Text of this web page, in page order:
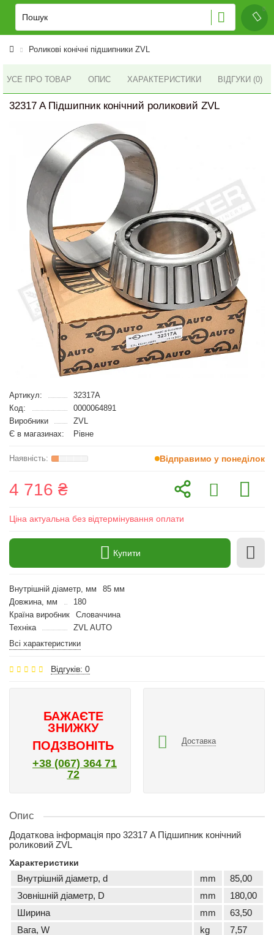
Роликові конічні підшипники ZVL
УСЕ ПРО ТОВАР ОПИС ХАРАКТЕРИСТИКИ ВІДГУКИ (0)
32317 A Підшипник конічний роликовий ZVL
Артикул:
32317A
Код:
0000064891
Виробники
ZVL
Є в магазинах:
Рівне
Відправимо у понеділок
4 716 ₴
Ціна актуальна без відтермінування оплати
Купити
Внутрішній діаметр, мм
85 мм
Довжина, мм
180
Країна виробник
Словаччина
Техніка
ZVL AUTO
Всі характеристики
Відгуків: 0
БАЖАЄТЕ
ЗНИЖКУ
ПОДЗВОНІТЬ
+38 (067) 364 71
72
Доставка
Опис
Додаткова інформація про 32317 A Підшипник конічний
роликовий ZVL
Характеристики
Внутрішній діаметр, d mm
85,00
Зовнішній діаметр, D
mm
180,00
Ширина
mm
63,50
Вага, W
kg 7,57